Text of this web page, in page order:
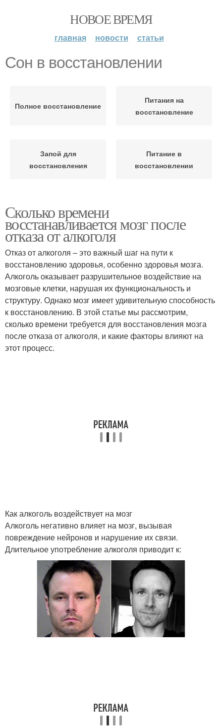
НОВОЕ ВРЕМЯ
главная новости статьи
Сон в восстановлении
Полное восстановление
Питания на
восстановление
Запой для
восстановления
Питание в
восстановлении
Сколько времени
восстанавливается мозг после
отказа от алкоголя
Отказ от алкоголя – это важный шаг на пути к
восстановлению здоровья, особенно здоровья мозга.
Алкоголь оказывает разрушительное воздействие на
мозговые клетки, нарушая их функциональность и
структуру. Однако мозг имеет удивительную способность
к восстановлению. В этой статье мы рассмотрим,
сколько времени требуется для восстановления мозга
после отказа от алкоголя, и какие факторы влияют на
этот процесс.
Как алкоголь воздействует на мозг
Алкоголь негативно влияет на мозг, вызывая
повреждение нейронов и нарушение их связи.
Длительное употребление алкоголя приводит к: